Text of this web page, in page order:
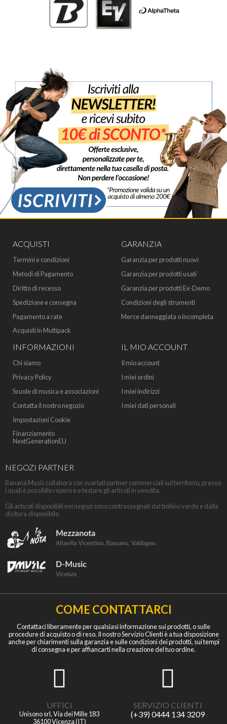
ACQUISTI
Termini e condizioni
Metodi di Pagamento
Diritto di recesso
Spedizione e consegna
Pagamento a rate
Acquisti in Multipack
GARANZIA
Garanzia per prodotti nuovi
Garanzia per prodotti usati
Garanzia per prodotti Ex-Demo
Condizioni degli strumenti
Merce danneggiata o incompleta
INFORMAZIONI
Chi siamo
Privacy Policy
Scuole di musica e associazioni
Contatta il nostro negozio
Impostazioni Cookie
Finanziamento
NextGenerationEU
IL MIO ACCOUNT
Il mio account
I miei ordini
I miei indirizzi
I miei dati personali
NEGOZI PARTNER
Banana Music collabora con svariati partner commerciali sul territorio, presso
i quali è possibile reperire e testare gli articoli in vendita.
Gli articoli disponibili nei negozi sono contrassegnati dal bollino verde e dalla
dicitura disponibile.
COME CONTATTARCI
Contattaci liberamente per qualsiasi informazione sui prodotti, o sulle
procedure di acquisto o di reso. Il nostro Servizio Clienti è a tua disposizione
anche per chiarimenti sulla garanzia e sulle condizioni dei prodotti, sui tempi
di consegna e per affiancarti nella creazione del tuo ordine.
UFFICI
Unisono srl, Via dei Mille 183
36100 Vicenza (IT)
SERVIZIO CLIENTI
(+39) 0444 134 3209